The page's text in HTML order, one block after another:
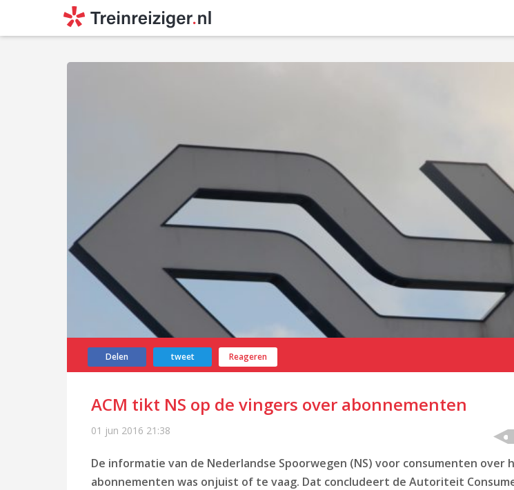
Delen tweet Reageren
ACM tikt NS op de vingers over abonnementen
01 jun 2016 21:38
De informatie van de Nederlandse Spoorwegen (NS) voor consumenten over
abonnementen was onjuist of te vaag. Dat concludeert de Autoriteit